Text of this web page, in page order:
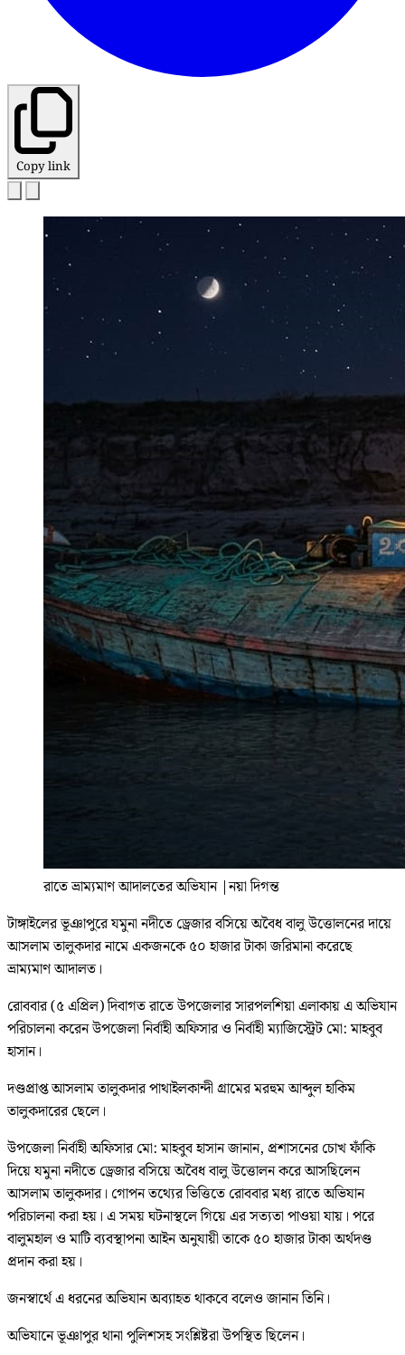
Copy link
রাতে ভ্রাম্যমাণ আদালতের অভিযান |নয়া দিগন্ত
টাঙ্গাইলের ভূঞাপুরে যমুনা নদীতে ড্রেজার বসিয়ে অবৈধ বালু উত্তোলনের দায়ে
আসলাম তালুকদার নামে একজনকে ৫০ হাজার টাকা জরিমানা করেছে
ভ্রাম্যমাণ আদালত।
রোববার (৫ এপ্রিল) দিবাগত রাতে উপজেলার সারপলশিয়া এলাকায় এ অভিযান
পরিচালনা করেন উপজেলা নির্বাহী অফিসার ও নির্বাহী ম্যাজিস্ট্রেট মো: মাহবুব
হাসান।
দণ্ডপ্রাপ্ত আসলাম তালুকদার পাথাইলকান্দী গ্রামের মরহুম আব্দুল হাকিম
তালুকদারের ছেলে।
উপজেলা নির্বাহী অফিসার মো: মাহবুব হাসান জানান, প্রশাসনের চোখ ফাঁকি
দিয়ে যমুনা নদীতে ড্রেজার বসিয়ে অবৈধ বালু উত্তোলন করে আসছিলেন
আসলাম তালুকদার। গোপন তথ্যের ভিত্তিতে রোববার মধ্য রাতে অভিযান
পরিচালনা করা হয়। এ সময় ঘটনাস্থলে গিয়ে এর সত্যতা পাওয়া যায়। পরে
বালুমহাল ও মাটি ব্যবস্থাপনা আইন অনুযায়ী তাকে ৫০ হাজার টাকা অর্থদণ্ড
প্রদান করা হয়।
জনস্বার্থে এ ধরনের অভিযান অব্যাহত থাকবে বলেও জানান তিনি।
অভিযানে ভূঞাপুর থানা পুলিশসহ সংশ্লিষ্টরা উপস্থিত ছিলেন।